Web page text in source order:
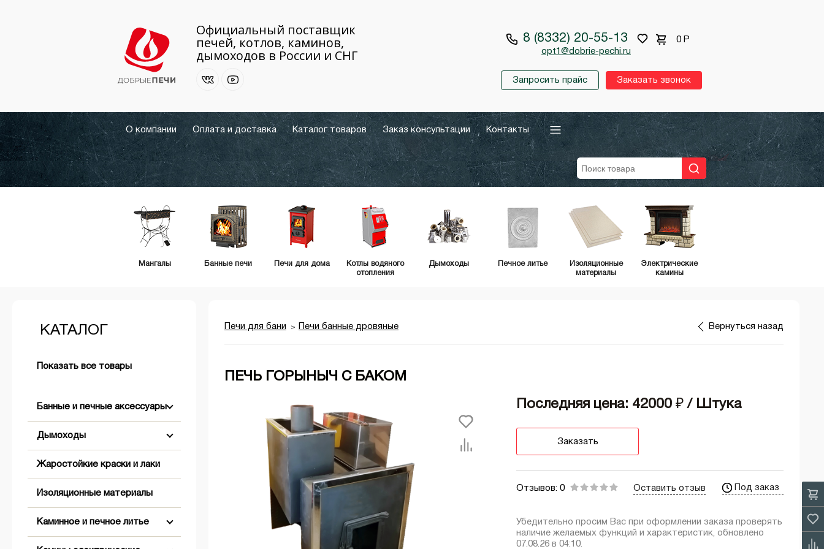
Официальный поставщик
печей, котлов, каминов,
дымоходов в России и СНГ
8 (8332) 20-55-13 0 Р
opt1@dobrie-pechi.ru
Запросить прайс Заказать звонок
О компании Оплата и доставка Каталог товаров Заказ консультации Контакты
Мангалы Банные печи Печи для дома
Котлы водяного
отопления
Дымоходы Печное литье
Изоляционные
материалы
Электрические
камины
КАТАЛОГ
Показать все товары
Банные и печные аксессуары
Аксессуары для розжига
Бондарные изделия
Абажуры
Двери банные
Дымоходы
Двустенные (Сэндвич)
Коническое окончание
Оголовки
Комплектующие для дымохода
Заглушки
Жаростойкие краски и лаки
Изоляционные материалы
Каминное и печное литье
Вернуться назад
Печи для бани Печи банные дровяные
ПЕЧЬ ГОРЫНЫЧ С БАКОМ
Последняя цена: 42000 ₽ / Штука
Заказать
Отзывов: 0 Оставить отзыв Под заказ
Убедительно просим Вас при оформлении заказа проверять
наличие желаемых функций и характеристик, обновлено
07.08.26 в 04:10.